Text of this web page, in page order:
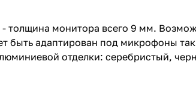
монитора всего 9 мм.
быть адаптирован под микрофоны
отделки: серебристый,